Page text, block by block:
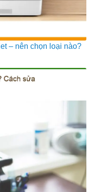
– nên chọn loại nào?